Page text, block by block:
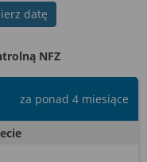
datę
NFZ
za ponad 4 miesiące